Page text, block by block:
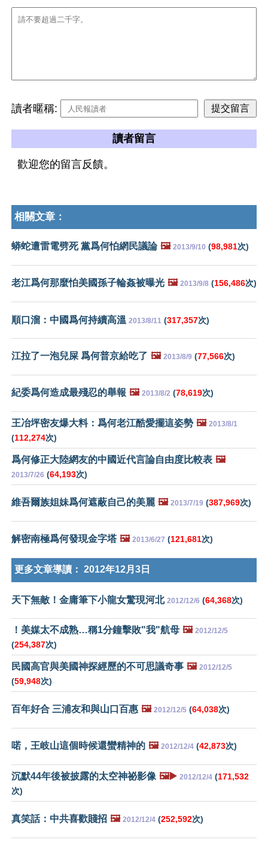
讀者暱稱:
讀者留言
歡迎您的留言反饋。
相關文章：
蟒蛇遭雷電劈死 黨爲何怕網民議論 🖼️ 2013/9/10 (98,981次)
老江爲何那麼怕美國孫子輪姦被曝光 🖼️ 2013/9/8 (156,486次)
順口溜：中國爲何持續高溫 2013/8/11 (317,357次)
江拉了一泡兒屎 爲何普京給吃了 🖼️ 2013/8/9 (77,566次)
紀委爲何造成最殘忍的舉報 🖼️ 2013/8/2 (78,619次)
王冶坪密友爆大料：爲何老江酷愛擺這姿勢 🖼️ 2013/8/1
(112,274次)
爲何修正大陸網友的中國近代言論自由度比較表 🖼️
2013/7/26 (64,193次)
維吾爾族姐妹爲何遮蔽自己的美麗 🖼️ 2013/7/19 (387,969次)
解密南極爲何發現金字塔 🖼️ 2013/6/27 (121,681次)
更多文章導讀： 2012年12月3日
天下無敵！金庸筆下小龍女驚現河北 2012/12/6 (64,368次)
！美媒太不成熟…稱1分鐘擊敗"我"航母 🖼️ 2012/12/5
(254,387次)
民國高官與美國神探經歷的不可思議奇事 🖼️ 2012/12/5
(59,948次)
百年好合 三浦友和與山口百惠 🖼️ 2012/12/5 (64,038次)
喏，王岐山這個時候還蠻精神的 🖼️ 2012/12/4 (42,873次)
沉默44年後被披露的太空神祕影像 🖼️▶️ 2012/12/4 (171,532
次)
真笑話：中共喜歡賤招 🖼️ 2012/12/4 (252,592次)